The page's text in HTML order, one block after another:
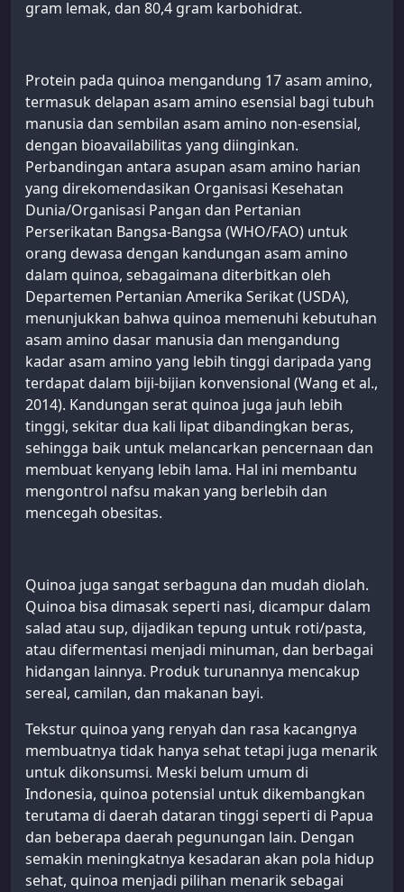
gram lemak, dan 80,4 gram karbohidrat.
Protein pada quinoa mengandung 17 asam amino,
termasuk delapan asam amino esensial bagi tubuh
manusia dan sembilan asam amino non-esensial,
dengan bioavailabilitas yang diinginkan.
Perbandingan antara asupan asam amino harian
yang direkomendasikan Organisasi Kesehatan
Dunia/Organisasi Pangan dan Pertanian
Perserikatan Bangsa-Bangsa (WHO/FAO) untuk
orang dewasa dengan kandungan asam amino
dalam quinoa, sebagaimana diterbitkan oleh
Departemen Pertanian Amerika Serikat (USDA),
menunjukkan bahwa quinoa memenuhi kebutuhan
asam amino dasar manusia dan mengandung
kadar asam amino yang lebih tinggi daripada yang
terdapat dalam biji-bijian konvensional (Wang et al.,
2014). Kandungan serat quinoa juga jauh lebih
tinggi, sekitar dua kali lipat dibandingkan beras,
sehingga baik untuk melancarkan pencernaan dan
membuat kenyang lebih lama. Hal ini membantu
mengontrol nafsu makan yang berlebih dan
mencegah obesitas.
Quinoa juga sangat serbaguna dan mudah diolah.
Quinoa bisa dimasak seperti nasi, dicampur dalam
salad atau sup, dijadikan tepung untuk roti/pasta,
atau difermentasi menjadi minuman, dan berbagai
hidangan lainnya. Produk turunannya mencakup
sereal, camilan, dan makanan bayi.
Tekstur quinoa yang renyah dan rasa kacangnya
membuatnya tidak hanya sehat tetapi juga menarik
untuk dikonsumsi. Meski belum umum di
Indonesia, quinoa potensial untuk dikembangkan
terutama di daerah dataran tinggi seperti di Papua
dan beberapa daerah pegunungan lain. Dengan
semakin meningkatnya kesadaran akan pola hidup
sehat, quinoa menjadi pilihan menarik sebagai